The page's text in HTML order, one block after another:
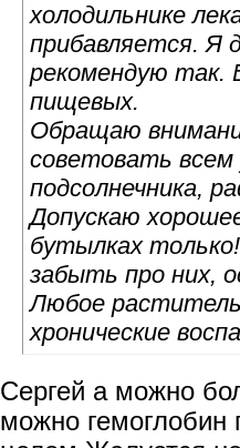
холодильнике
прибавляется. Я
рекомендую так.
пищевых.
Обращаю
советовать
подсолнечника,
Допускаю
бутылках
забыть про них,
Любое
хронические
Сергей а можно
можно гемоглобин